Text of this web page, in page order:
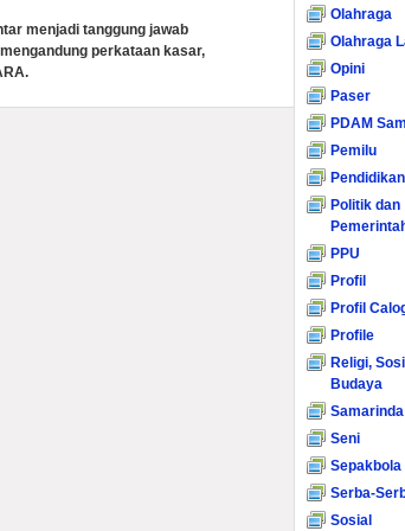
menjadi tanggung jawab
perkataan kasar,
Olahraga
Olahraga
Opini
Paser
PDAM
Pemilu
Pendidikan
Politik dan
PPU
Profil
Profil
Profile
Religi,
Budaya
Samarinda
Seni
Sepakbola
Serba-
Sosial